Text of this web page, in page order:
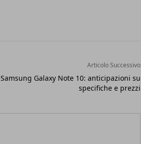
Articolo Successivo
Samsung Galaxy Note 10: anticipazioni su
specifiche e prezzi